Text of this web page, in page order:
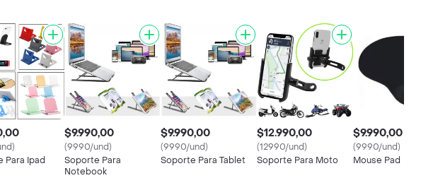
Para Ipad
$9.990,00
(9990/und)
Soporte Para
Notebook
$9.990,00
(9990/und)
Soporte Para Tablet
$12.990,00
(12990/und)
Soporte Para Moto
$9.990,00
(9990/und)
Mouse Pad